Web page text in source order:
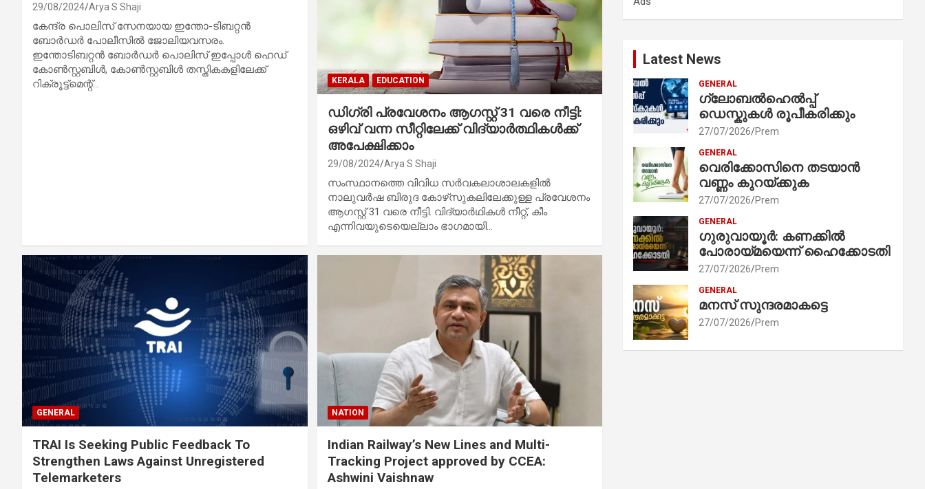
29/08/2024 Arya S Shaji
കേന്ദ്ര പൊലിസ് സേനയായ ഇന്തോ-ടിബറ്റന്‍
ബോര്‍ഡര്‍ പോലീസില്‍ ജോലിയവസരം.
ഇന്തോടിബറ്റന്‍ ബോര്‍ഡര്‍ പൊലിസ് ഇപ്പോള്‍ ഹെഡ്
കോണ്‍സ്റ്റബിള്‍, കോണ്‍സ്റ്റബിള്‍ തസ്തികകളിലേക്ക്
റിക്രൂട്ട്‌മെന്റ്…
KERALA EDUCATION
ഡിഗ്രി പ്രവേശനം ആഗസ്റ്റ് 31 വരെ നീട്ടി:
ഒഴിവ് വന്ന സീറ്റിലേക്ക് വിദ്യാർത്ഥികൾക്ക്
അപേക്ഷിക്കാം
29/08/2024 Arya S Shaji
സംസ്ഥാനത്തെ വിവിധ സര്‍വകലാശാലകളില്‍
നാലുവര്‍ഷ ബിരുദ കോഴ്‌സുകലിലേക്കുള്ള പ്രവേശനം
ആഗസ്റ്റ് 31 വരെ നീട്ടി. വിദ്യാര്‍ഥികള്‍ നീറ്റ്, കീം
എന്നിവയുടെയെല്ലാം ഭാഗമായി…
GENERAL
TRAI Is Seeking Public Feedback To
Strengthen Laws Against Unregistered
Telemarketers
NATION
Indian Railway’s New Lines and Multi-
Tracking Project approved by CCEA:
Ashwini Vaishnaw
Latest News
GENERAL
ഗ്ലോബൽഹെൽപ്പ്
ഡെസ്കുകൾ രൂപീകരിക്കും
27/07/2026 Prem
GENERAL
വെരിക്കോസിനെ തടയാൻ
വണ്ണം കുറയ്ക്കുക
27/07/2026 Prem
GENERAL
ഗുരുവായൂർ: കണക്കിൽ
പോരായ്മയെന്ന് ഹൈക്കോടതി
27/07/2026 Prem
GENERAL
മനസ് സുന്ദരമാകട്ടെ
27/07/2026 Prem